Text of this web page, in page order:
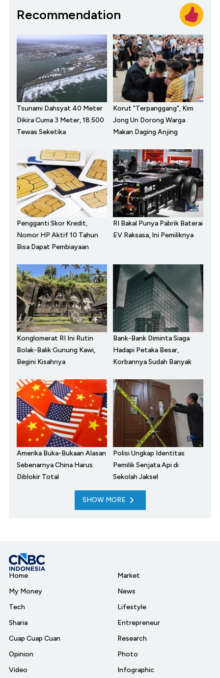
Recommendation
Tsunami Dahsyat 40 Meter
Dikira Cuma 3 Meter, 18.500
Tewas Seketika
Korut "Terpanggang", Kim
Jong Un Dorong Warga
Makan Daging Anjing
Pengganti Skor Kredit,
Nomor HP Aktif 10 Tahun
Bisa Dapat Pembiayaan
RI Bakal Punya Pabrik Baterai
EV Raksasa, Ini Pemiliknya
Konglomerat RI Ini Rutin
Bolak-Balik Gunung Kawi,
Begini Kisahnya
Bank-Bank Diminta Siaga
Hadapi Petaka Besar,
Korbannya Sudah Banyak
Amerika Buka-Bukaan Alasan
Sebenarnya China Harus
Diblokir Total
Polisi Ungkap Identitas
Pemilik Senjata Api di
Sekolah Jaksel
SHOW MORE
Home
My Money
Tech
Sharia
Cuap Cuap Cuan
Opinion
Video
Market
News
Lifestyle
Entrepreneur
Research
Photo
Infographic